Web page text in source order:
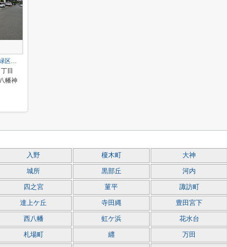
【仲介手数料０円】相模原市緑区原宿南1丁目第1期 新築一戸建て 全7棟
目
幡神
入野 榎木町 大神
城所 黒部丘 河内
四之宮 菫平 諏訪町
達上ケ丘 寺田縄 豊田宮下
西八幡 虹ケ浜 花水台
札場町 纒 万田